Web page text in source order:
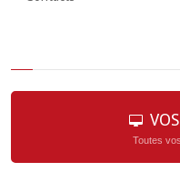
Toutes